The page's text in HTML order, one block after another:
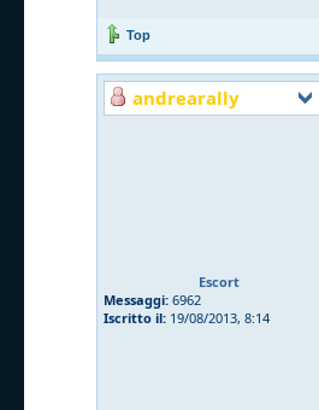
Top
andrearally
Escort
Messaggi: 6962
Iscritto il: 19/08/2013, 8:14